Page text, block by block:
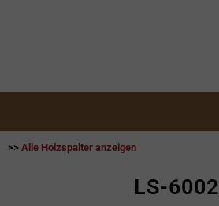
>> Alle Holzspalter anzeigen
LS-6002